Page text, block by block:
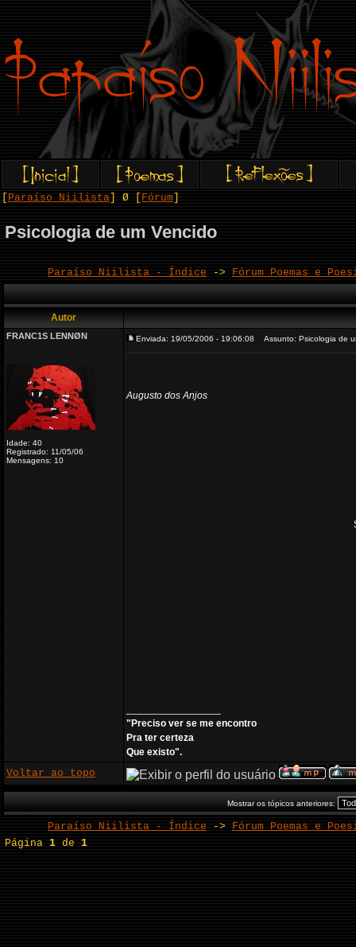
Paraíso Niilista ] Ø [ Fórum
Psicologia de um Vencido
Paraíso Niilista - Índice -> Fórum Poemas e
Autor
FRANC1S LENNØN
Idade: 40
Registrado: 11/05/06
Mensagens: 10
Enviada: 19/05/2006 - 19:06:08 Assunto: Psicologia de
Augusto dos Anjos
"Preciso ver se me encontro
Pra ter certeza
Que existo".
Voltar ao topo
Mostrar os tópicos anteriores:
Paraíso Niilista - Índice -> Fórum Poemas e
Página1 de1